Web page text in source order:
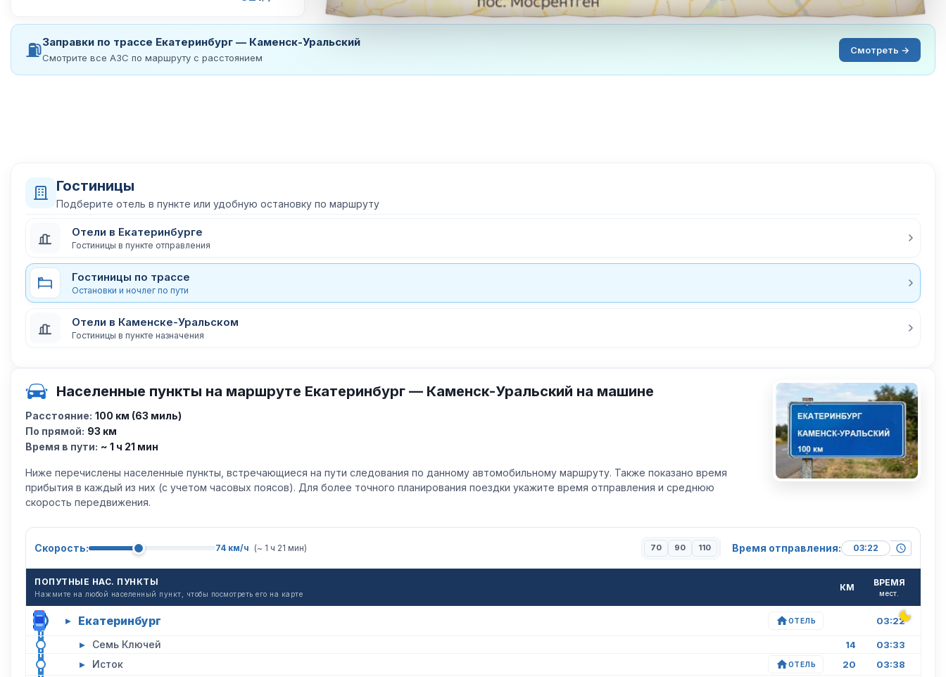
⛽Заправки по трассе Екатеринбург — Каменск-Уральский
Смотрите все АЗС по маршруту с расстоянием
Смотреть →
Гостиницы
Подберите отель в пункте или удобную остановку по маршруту
Отели в Екатеринбурге
Гостиницы в пункте отправления
Гостиницы по трассе
Остановки и ночлег по пути
Отели в Каменске-Уральском
Гостиницы в пункте назначения
Населенные пункты на маршруте Екатеринбург — Каменск-Уральский на машине
Расстояние: 100 км (63 миль)
По прямой: 93 км
Время в пути: ~ 1 ч 21 мин
Ниже перечислены населенные пункты, встречающиеся на пути следования по данному автомобильному маршруту. Также показано время
прибытия в каждый из них (с учетом часовых поясов). Для более точного планирования поездки укажите время отправления и среднюю
скорость передвижения.
Скорость: 74 км/ч (~ 1 ч 21 мин) 70 90 110 Время отправления:
ПОПУТНЫЕ НАС. ПУНКТЫ
Нажмите на любой населенный пункт, чтобы посмотреть его на карте
КМ ВРЕМЯ
мест.
▸ Екатеринбург ОТЕЛЬ 03:22
▸ Семь Ключей 14 03:33
▸ Исток ОТЕЛЬ 20 03:38